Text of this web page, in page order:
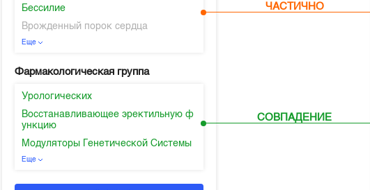
Бессилие
Врожденный порок сердца
Еще
Фармакологическая группа
Урологических
Восстанавливающее эректильную ф
ункцию
Модуляторы Генетической Системы
Еще
ЧАСТИЧНО
СОВПАДЕНИЕ